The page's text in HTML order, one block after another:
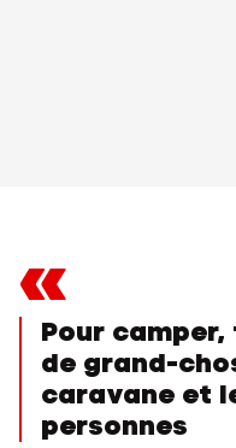
«
Pour
de grand-
caravane et
personnes